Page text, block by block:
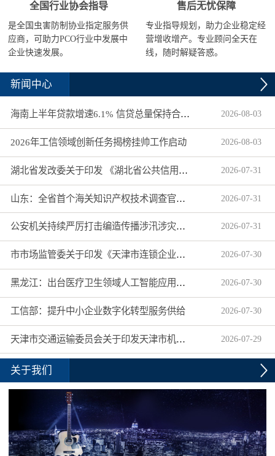
全国行业协会指导
是全国虫害防制协业指定服务供
应商，可助力PCO行业中发展中
企业快速发展。
售后无忧保障
专业指导规划，助力企业稳定经
营增收增产。专业顾问全天在
线，随时解疑答惑。
新闻中心
海南上半年贷款增速6.1% 信贷总量保持合理平稳增长 2026-08-03
2026年工信领域创新任务揭榜挂帅工作启动 2026-08-03
湖北省发改委关于印发 《湖北省公共信用信息目录（2026年版）》的通知 2026-07-31
山东：全省首个海关知识产权技术调查官制度落地济南自贸片区 2026-07-31
公安机关持续严厉打击编造传播涉汛涉灾网络谣言 2026-07-31
市市场监管委关于印发《天津市连锁企业食品经营许可“先证后核”信用承诺审批实施办法》的通知 2026-07-30
黑龙江：出台医疗卫生领域人工智能应用工作实施方案 2026-07-30
工信部：提升中小企业数字化转型服务供给 2026-07-30
天津市交通运输委员会关于印发天津市机动车驾驶员培训机构及教练员综合信用评价管理办法的通知 2026-07-29
关于我们